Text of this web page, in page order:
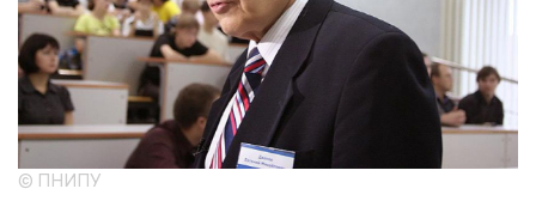
© ПНИПУ